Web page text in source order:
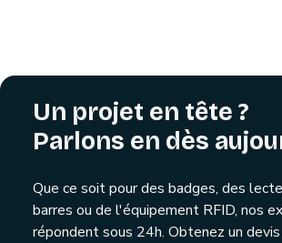
Un projet en tête ?
Parlons en dès
Que ce soit pour des badges, des
barres ou de l'équipement RFID, nos
répondent sous 24h. Obtenez un